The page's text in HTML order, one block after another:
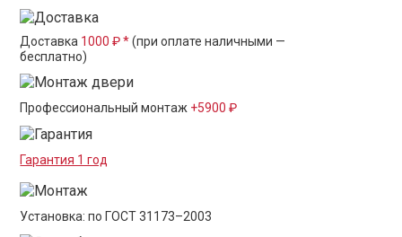
Доставка 1000 ₽ *(при оплате наличными —
бесплатно)
Профессиональный монтаж +5900 ₽
Гарантия 1 год
Установка: по ГОСТ 31173–2003